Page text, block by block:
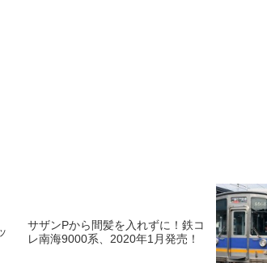
サザンPから間髪を入れずに！鉄コ
レ南海9000系、2020年1月発売！